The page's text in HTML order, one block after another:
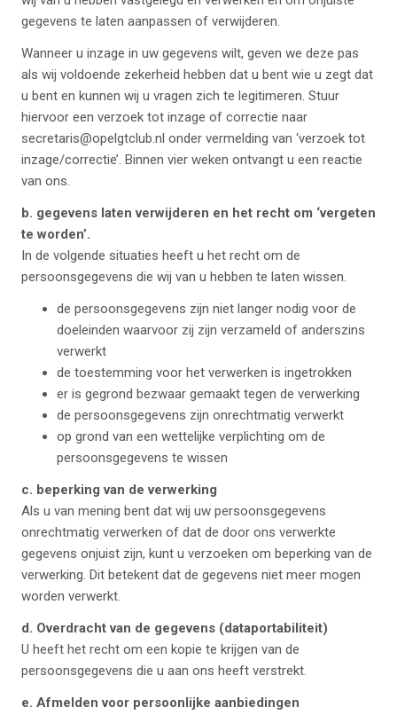
gegevens te laten aanpassen of verwijderen.
Wanneer u inzage in uw gegevens wilt, geven we deze pas
als wij voldoende zekerheid hebben dat u bent wie u zegt dat
u bent en kunnen wij u vragen zich te legitimeren. Stuur
hiervoor een verzoek tot inzage of correctie naar
secretaris@opelgtclub.nl onder vermelding van ‘verzoek tot
inzage/correctie’. Binnen vier weken ontvangt u een reactie
van ons.
b. gegevens laten verwijderen en het recht om ‘vergeten
te worden’.
In de volgende situaties heeft u het recht om de
persoonsgegevens die wij van u hebben te laten wissen.
de persoonsgegevens zijn niet langer nodig voor de
doeleinden waarvoor zij zijn verzameld of anderszins
verwerkt
de toestemming voor het verwerken is ingetrokken
er is gegrond bezwaar gemaakt tegen de verwerking
de persoonsgegevens zijn onrechtmatig verwerkt
op grond van een wettelijke verplichting om de
persoonsgegevens te wissen
c. beperking van de verwerking
Als u van mening bent dat wij uw persoonsgegevens
onrechtmatig verwerken of dat de door ons verwerkte
gegevens onjuist zijn, kunt u verzoeken om beperking van de
verwerking. Dit betekent dat de gegevens niet meer mogen
worden verwerkt.
d. Overdracht van de gegevens (dataportabiliteit)
U heeft het recht om een kopie te krijgen van de
persoonsgegevens die u aan ons heeft verstrekt.
e. Afmelden voor persoonlijke aanbiedingen